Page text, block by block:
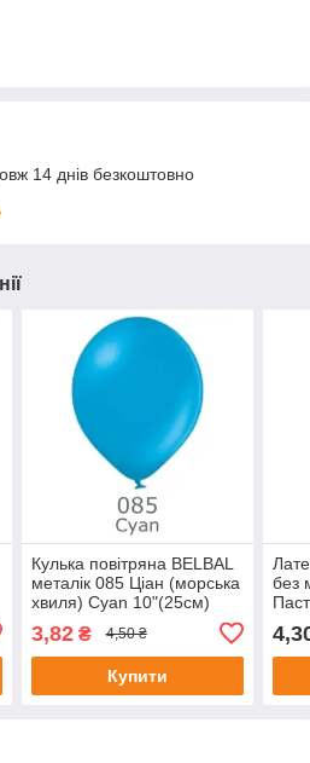
14 днів безкоштовно
Кулька повітряна BELBAL
металік 085 Ціан (морська
хвиля) Cyan 10"(25см)
3,82₴ 4,50 ₴
Купити
без